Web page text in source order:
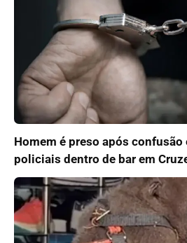
Homem é preso após confusão
policiais dentro de bar em